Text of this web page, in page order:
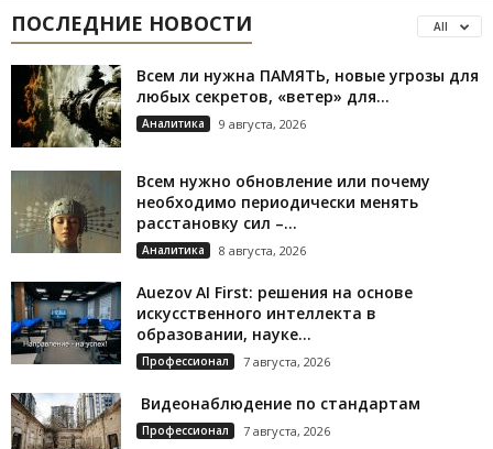
ПОСЛЕДНИЕ НОВОСТИ All
Всем ли нужна ПАМЯТЬ, новые угрозы для
любых секретов, «ветер» для...
Аналитика 9 августа, 2026
Всем нужно обновление или почему
необходимо периодически менять
расстановку сил –...
Аналитика 8 августа, 2026
Auezov AI First: решения на основе
искусственного интеллекта в
образовании, науке...
Профессионал 7 августа, 2026
Видеонаблюдение по стандартам
Профессионал 7 августа, 2026